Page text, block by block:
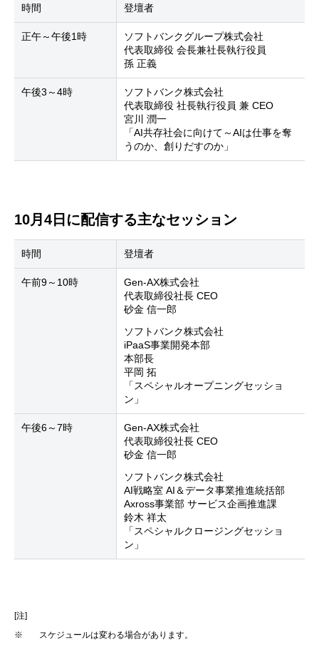
時間 登壇者
正午～午後1時
ソフトバンクグループ株式会社
代表取締役 会長兼社長執行役員
孫 正義
午後3～4時
ソフトバンク株式会社
代表取締役 社長執行役員 兼 CEO
宮川 潤一
「AI共存社会に向けて～AIは仕事を奪
うのか、創りだすのか」
10月4日に配信する主なセッション
時間 登壇者
午前9～10時
Gen-AX株式会社
代表取締役社長 CEO
砂金 信一郎
ソフトバンク株式会社
iPaaS事業開発本部
本部長
平岡 拓
「スペシャルオープニングセッショ
ン」
午後6～7時
Gen-AX株式会社
代表取締役社長 CEO
砂金 信一郎
ソフトバンク株式会社
AI戦略室 AI＆データ事業推進統括部
Axross事業部 サービス企画推進課
鈴木 祥太
「スペシャルクロージングセッショ
ン」
[注]
※
スケジュールは変わる場合があります。